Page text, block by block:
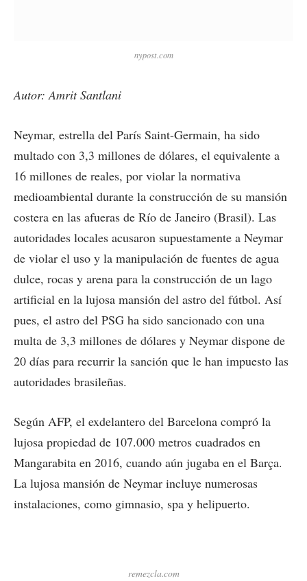
nypost.com
Autor: Amrit Santlani
Neymar, estrella del París Saint-Germain, ha sido
multado con 3,3 millones de dólares, el equivalente a
16 millones de reales, por violar la normativa
medioambiental durante la construcción de su mansión
costera en las afueras de Río de Janeiro (Brasil). Las
autoridades locales acusaron supuestamente a Neymar
de violar el uso y la manipulación de fuentes de agua
dulce, rocas y arena para la construcción de un lago
artificial en la lujosa mansión del astro del fútbol. Así
pues, el astro del PSG ha sido sancionado con una
multa de 3,3 millones de dólares y Neymar dispone de
20 días para recurrir la sanción que le han impuesto las
autoridades brasileñas.
Según AFP, el exdelantero del Barcelona compró la
lujosa propiedad de 107.000 metros cuadrados en
Mangarabita en 2016, cuando aún jugaba en el Barça.
La lujosa mansión de Neymar incluye numerosas
instalaciones, como gimnasio, spa y helipuerto.
remezcla.com